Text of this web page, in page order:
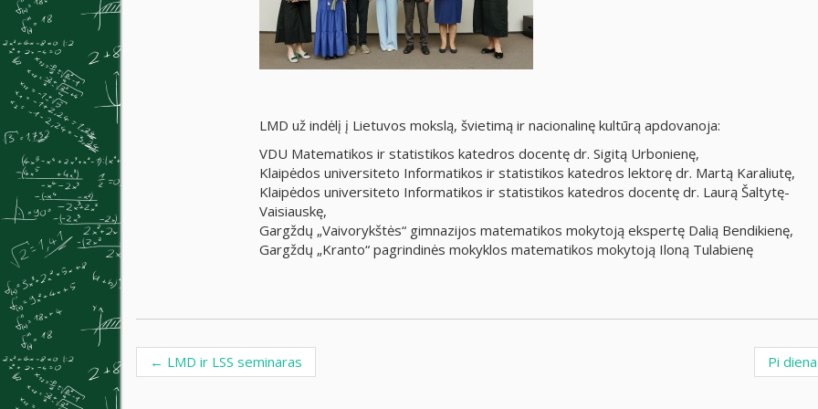
LMD už indėlį į Lietuvos mokslą, švietimą ir nacionalinę kultūrą apdovanoja:
VDU Matematikos ir statistikos katedros docentę dr. Sigitą Urbonienę,
Klaipėdos universiteto Informatikos ir statistikos katedros lektorę dr. Martą Karaliutę,
Klaipėdos universiteto Informatikos ir statistikos katedros docentę dr. Laurą Šaltytę-
Vaisiauskę,
Gargždų „Vaivorykštės“ gimnazijos matematikos mokytoją ekspertę Dalią Bendikienę,
Gargždų „Kranto“ pagrindinės mokyklos matematikos mokytoją Iloną Tulabienę
Post navigation
← LMD ir LSS seminaras Pi